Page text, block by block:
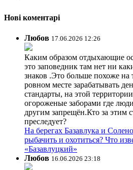
Нові коментарі
Любов 17.06.2026 12:26
Каким образом отдыхающие
это заповедник там нет ни
знаков .Это больше похоже на
ровном месте зарабатывать
стандарты, на этой
огороженые заборами где
другим запрещён.Кто за этим
преследует?
На берегах Базавлука и
рыбачить и охотиться? Что
«Базавлуцкий»
Любов 16.06.2026 23:18